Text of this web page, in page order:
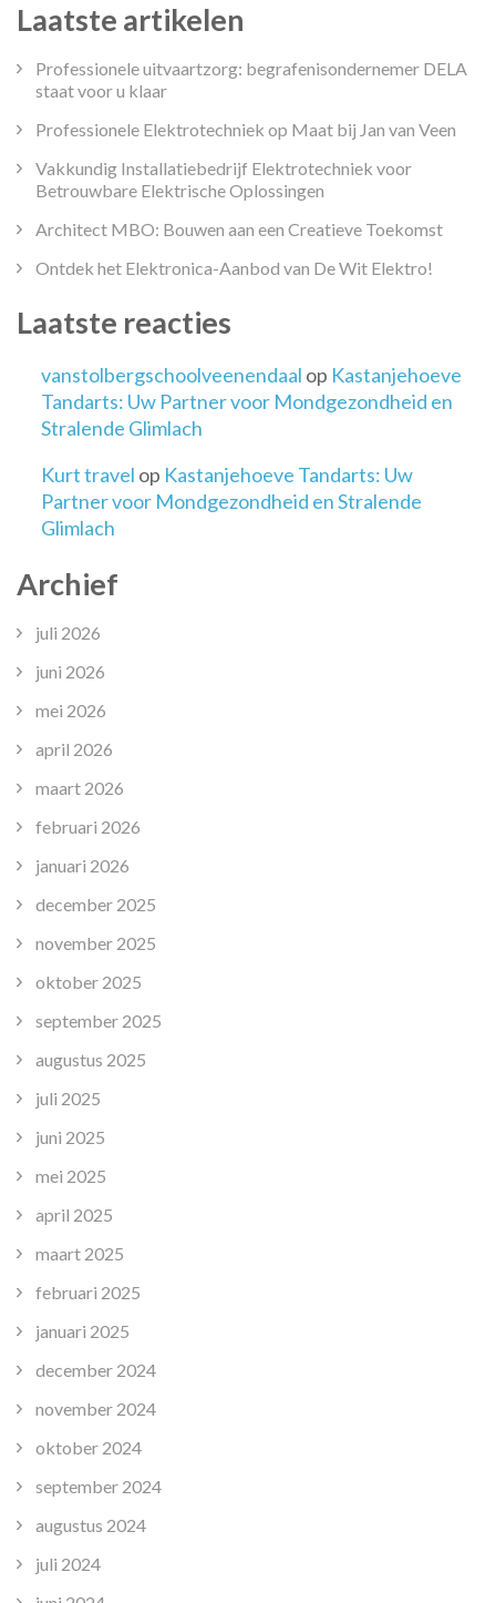
Laatste artikelen
Professionele uitvaartzorg: begrafenisondernemer DELA
staat voor u klaar
Professionele Elektrotechniek op Maat bij Jan van Veen
Vakkundig Installatiebedrijf Elektrotechniek voor
Betrouwbare Elektrische Oplossingen
Architect MBO: Bouwen aan een Creatieve Toekomst
Ontdek het Elektronica-Aanbod van De Wit Elektro!
Laatste reacties
vanstolbergschoolveenendaal op Kastanjehoeve
Tandarts: Uw Partner voor Mondgezondheid en
Stralende Glimlach
Kurt travel op Kastanjehoeve Tandarts: Uw
Partner voor Mondgezondheid en Stralende
Glimlach
Archief
juli 2026
juni 2026
mei 2026
april 2026
maart 2026
februari 2026
januari 2026
december 2025
november 2025
oktober 2025
september 2025
augustus 2025
juli 2025
juni 2025
mei 2025
april 2025
maart 2025
februari 2025
januari 2025
december 2024
november 2024
oktober 2024
september 2024
augustus 2024
juli 2024